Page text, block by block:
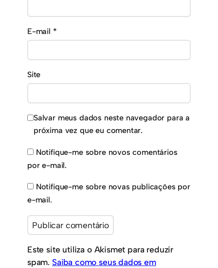
E-mail *
Site
Salvar meus dados neste navegador para a
próxima vez que eu comentar.
Notifique-me sobre novos comentários
por e-mail.
Notifique-me sobre novas publicações por
e-mail.
Este site utiliza o Akismet para reduzir
spam. Saiba como seus dados em